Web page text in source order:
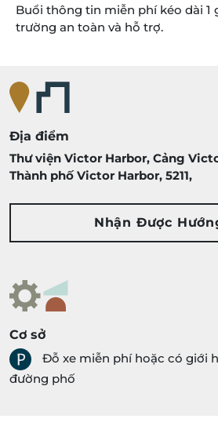
Buổi thông tin miễn phí kéo dài 1
trường an toàn và hỗ trợ.
Địa điểm
Thư viện Victor Harbor, Cảng
Thành phố Victor Harbor, 5211,
Nhận Được
Cơ sở
Đỗ xe miễn phí hoặc có giới
đường phố